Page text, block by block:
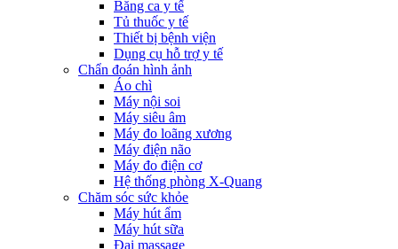
Băng ca y tế
Tủ thuốc y tế
Thiết bị bệnh viện
Dụng cụ hỗ trợ y tế
Chẩn đoán hình ảnh
Áo chì
Máy nội soi
Máy siêu âm
Máy đo loãng xương
Máy điện não
Máy đo điện cơ
Hệ thống phòng X-Quang
Chăm sóc sức khỏe
Máy hút ẩm
Máy hút sữa
Đai massage